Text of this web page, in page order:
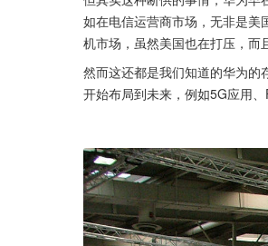
如在电信运营商市场，无非是美
机市场，虽然美国也在打压，而
然而这还都是我们知道的华为的
开始布局到未来，例如5G应用